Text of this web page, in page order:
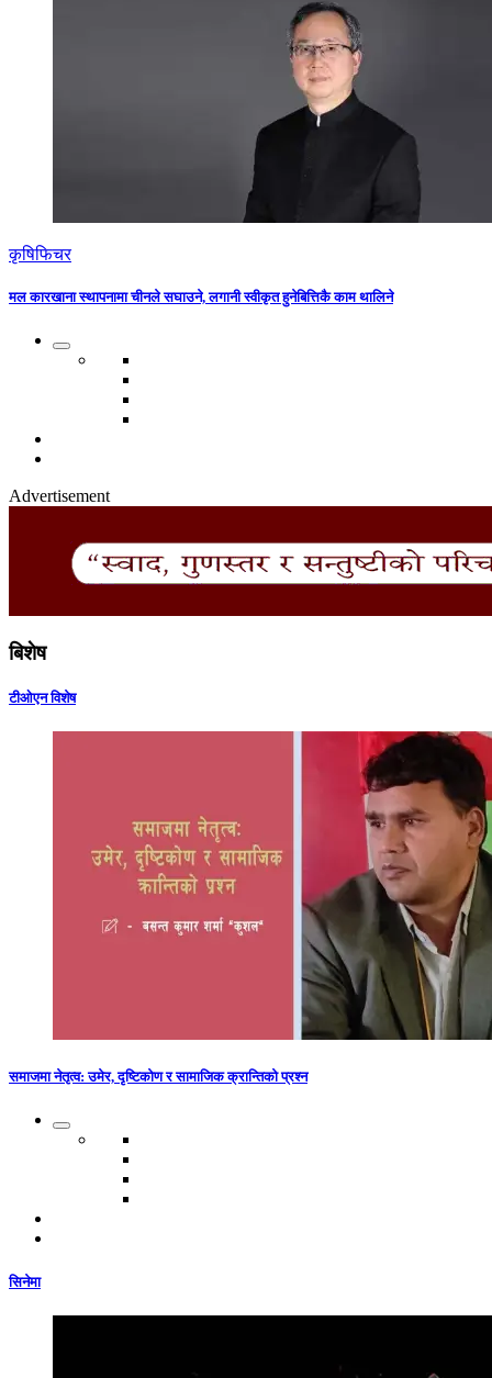
कृषिफिचर
मल कारखाना स्थापनामा चीनले सघाउने, लगानी स्वीकृत हुनेबित्तिकै काम थालिने
Advertisement
बिशेष
टीओएन विशेष
समाजमा नेतृत्व: उमेर, दृष्टिकोण र सामाजिक क्रान्तिको प्रश्न
सिनेमा